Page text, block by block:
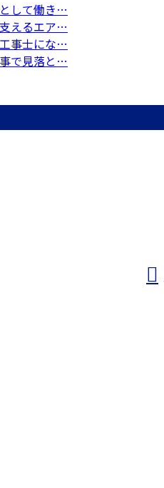
して働き…
えるエア…
事士にな…
で見落と…